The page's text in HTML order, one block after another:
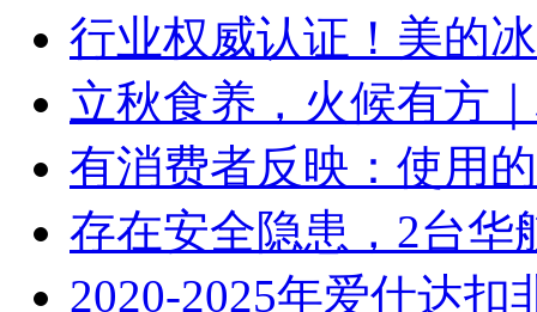
行业权威认证！美的
立秋食养，火候有方
有消费者反映：使用
存在安全隐患，2台华
2020-2025年爱仕达